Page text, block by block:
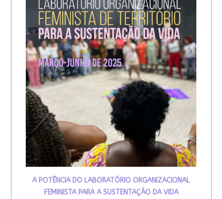
A POTÊNCIA DO LABORATÓRIO ORGANIZACIONAL
FEMINISTA PARA A SUSTENTAÇÃO DA VIDA